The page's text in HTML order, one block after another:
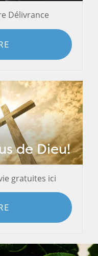
Délivrance
de Dieu!
gratuites ici